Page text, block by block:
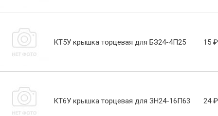
КТ5У крышка торцевая для БЗ24-4П25 15 ₽
КТ6У крышка торцевая для ЗН24-16П63 24 ₽